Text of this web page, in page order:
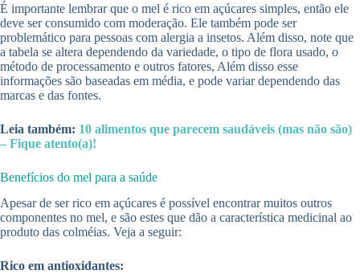
É importante lembrar que o mel é rico em açúcares simples, então ele
deve ser consumido com moderação. Ele também pode ser
problemático para pessoas com alergia a insetos. Além disso, note que
a tabela se altera dependendo da variedade, o tipo de flora usado, o
método de processamento e outros fatores, Além disso esse
informações são baseadas em média, e pode variar dependendo das
marcas e das fontes.
Leia também: 10 alimentos que parecem saudáveis (mas não são)
– Fique atento(a)!
Benefícios do mel para a saúde
Apesar de ser rico em açúcares é possível encontrar muitos outros
componentes no mel, e são estes que dão a característica medicinal ao
produto das colméias. Veja a seguir:
Rico em antioxidantes: